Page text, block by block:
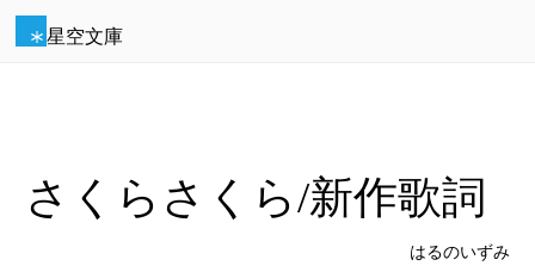
星空文庫
さくらさくら/新作歌詞
はるのいずみ